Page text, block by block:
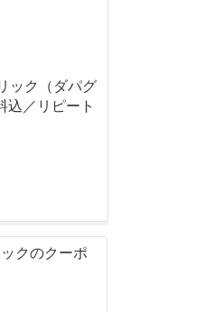
ック（ダパグ
込／リピート